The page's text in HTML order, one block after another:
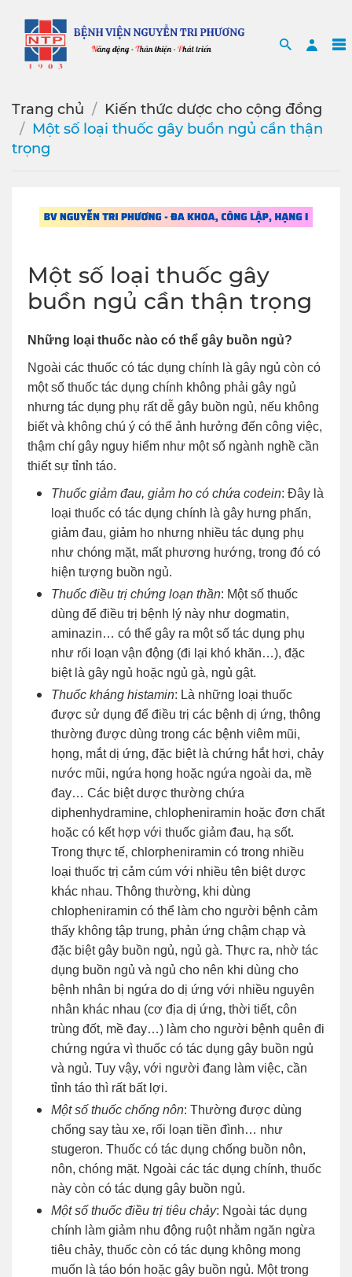
Search
Trang chủ
Kiến thức dược cho cộng đồng
Một số loại thuốc gây buồn ngủ cần thận
trọng
Một số loại thuốc gây
buồn ngủ cần thận trọng
Những loại thuốc nào có thể gây buồn ngủ?
Ngoài các thuốc có tác dụng chính là gây ngủ còn có
một số thuốc tác dụng chính không phải gây ngủ
nhưng tác dụng phụ rất dễ gây buồn ngủ, nếu không
biết và không chú ý có thể ảnh hưởng đến công việc,
thậm chí gây nguy hiểm như một số ngành nghề cần
thiết sự tỉnh táo.
Thuốc giảm đau, giảm ho có chứa codein: Đây là
loại thuốc có tác dụng chính là gây hưng phấn,
giảm đau, giảm ho nhưng nhiều tác dụng phụ
như chóng mặt, mất phương hướng, trong đó có
hiện tượng buồn ngủ.
Thuốc điều trị chứng loạn thần: Một số thuốc
dùng để điều trị bệnh lý này như dogmatin,
aminazin… có thể gây ra một số tác dụng phụ
như rối loạn vận động (đi lại khó khăn…), đặc
biệt là gây ngủ hoặc ngủ gà, ngủ gật.
Thuốc kháng histamin: Là những loại thuốc
được sử dụng để điều trị các bệnh dị ứng, thông
thường được dùng trong các bệnh viêm mũi,
họng, mắt dị ứng, đặc biệt là chứng hắt hơi, chảy
nước mũi, ngứa họng hoặc ngứa ngoài da, mề
đay… Các biệt dược thường chứa
diphenhydramine, chlopheniramin hoặc đơn chất
hoặc có kết hợp với thuốc giảm đau, hạ sốt.
Trong thực tế, chlorpheniramin có trong nhiều
loại thuốc trị cảm cúm với nhiều tên biệt dược
khác nhau. Thông thường, khi dùng
chlopheniramin có thể làm cho người bệnh cảm
thấy không tập trung, phản ứng chậm chạp và
đặc biệt gây buồn ngủ, ngủ gà. Thực ra, nhờ tác
dụng buồn ngủ và ngủ cho nên khi dùng cho
bệnh nhân bị ngứa do dị ứng với nhiều nguyên
nhân khác nhau (cơ địa dị ứng, thời tiết, côn
trùng đốt, mề đay…) làm cho người bệnh quên đi
chứng ngứa vì thuốc có tác dụng gây buồn ngủ
và ngủ. Tuy vậy, với người đang làm việc, cần
tỉnh táo thì rất bất lợi.
Một số thuốc chống nôn: Thường được dùng
chống say tàu xe, rối loạn tiền đình… như
stugeron. Thuốc có tác dụng chống buồn nôn,
nôn, chóng mặt. Ngoài các tác dụng chính, thuốc
này còn có tác dụng gây buồn ngủ.
Một số thuốc điều trị tiêu chảy: Ngoài tác dụng
chính làm giảm nhu động ruột nhằm ngăn ngừa
tiêu chảy, thuốc còn có tác dụng không mong
muốn là táo bón hoặc gây buồn ngủ. Một trong